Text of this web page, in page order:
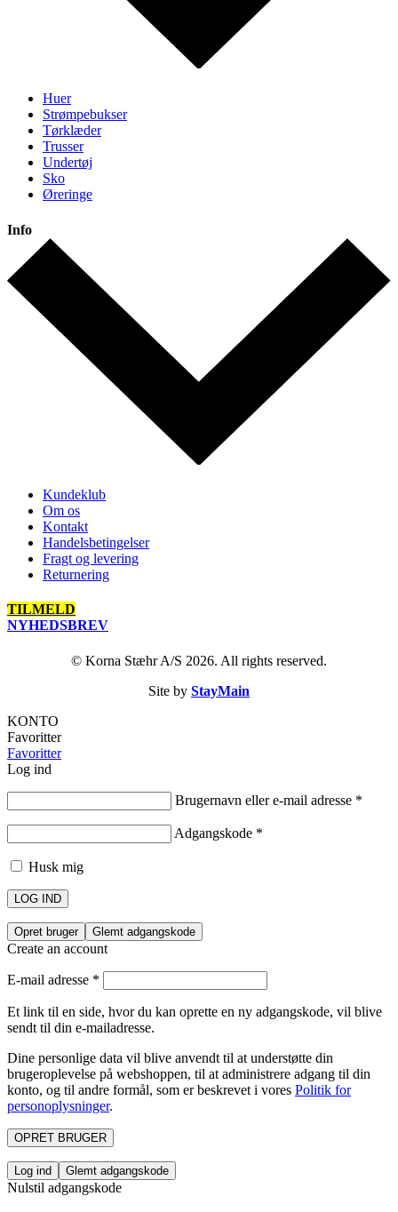
Huer
Strømpebukser
Tørklæder
Trusser
Undertøj
Sko
Øreringe
Info
Kundeklub
Om os
Kontakt
Handelsbetingelser
Fragt og levering
Returnering
TILMELD
NYHEDSBREV
© Korna Stæhr A/S 2026. All rights reserved.
Site by StayMain
KONTO
Favoritter
Favoritter
Log ind
Brugernavn eller e-mail adresse *
Adgangskode *
Husk mig
LOG IND
Opret bruger Glemt adgangskode
Create an account
E-mail adresse *
Et link til en side, hvor du kan oprette en ny adgangskode, vil blive
sendt til din e-mailadresse.
Dine personlige data vil blive anvendt til at understøtte din
brugeroplevelse på webshoppen, til at administrere adgang til din
konto, og til andre formål, som er beskrevet i vores Politik for
personoplysninger.
OPRET BRUGER
Log ind Glemt adgangskode
Nulstil adgangskode